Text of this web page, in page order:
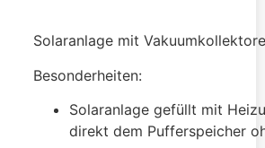
Solaranlage mit
Besonderheiten:
Solaranlage gefüllt mit
direkt dem Pufferspeicher